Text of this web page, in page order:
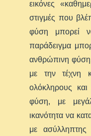
εικόνες
στιγμές που
φύση μπορεί
παράδειγμα
ανθρώπινη φύση.
με την τέχνη
ολόκληρους
φύση, με
ικανότητα να
με